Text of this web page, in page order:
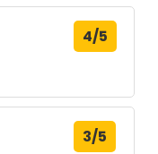
4/5
3/5